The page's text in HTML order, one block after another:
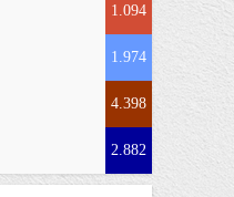
1.094
1.974
4.398
2.882